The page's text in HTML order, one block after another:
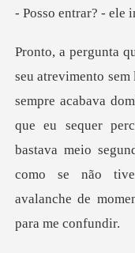
- ele
que eu sequer
bastava meio